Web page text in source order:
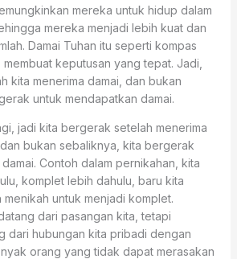
mereka untuk hidup dalam
mereka menjadi lebih kuat dan
Damai Tuhan itu seperti kompas
keputusan yang tepat. Jadi,
kita menerima damai, dan bukan
untuk mendapatkan damai.
jadi kita bergerak setelah menerima
bukan sebaliknya, kita bergerak
Contoh dalam pernikahan, kita
komplet lebih dahulu, baru kita
untuk menjadi komplet.
dari pasangan kita, tetapi
dari hubungan kita pribadi dengan
orang yang tidak dapat merasakan